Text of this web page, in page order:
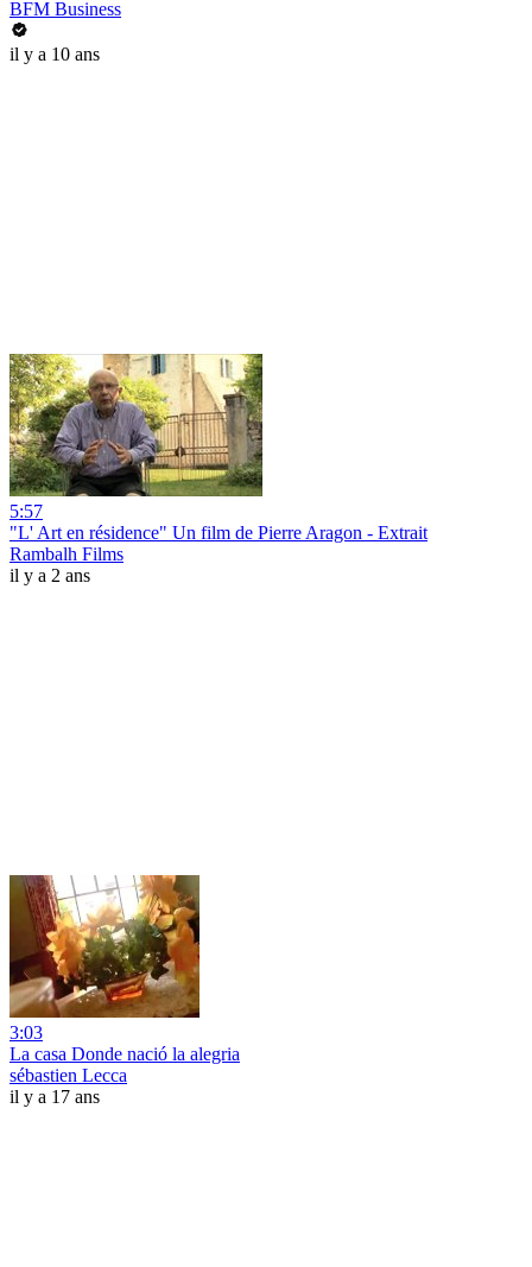
BFM Business
il y a 10 ans
5:57
"L' Art en résidence" Un film de Pierre Aragon - Extrait
Rambalh Films
il y a 2 ans
3:03
La casa Donde nació la alegria
sébastien Lecca
il y a 17 ans